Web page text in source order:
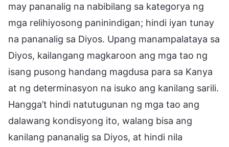
may pananalig na nabibilang sa kategorya ng
mga relihiyosong paninindigan; hindi iyan tunay
na pananalig sa Diyos. Upang manampalataya sa
Diyos, kailangang magkaroon ang mga tao ng
isang pusong handang magdusa para sa Kanya
at ng determinasyon na isuko ang kanilang sarili.
Hangga’t hindi natutugunan ng mga tao ang
dalawang kondisyong ito, walang bisa ang
kanilang pananalig sa Diyos, at hindi nila